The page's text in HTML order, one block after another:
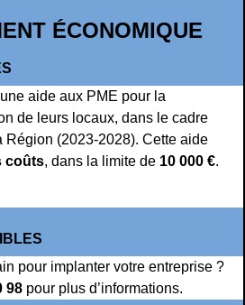
ÉCONOMIQUE
aide aux PME pour la
de leurs locaux, dans le cadre
Région (2023-2028). Cette aide
coûts, dans la limite de 10 000 €.
pour implanter votre entreprise ?
98 pour plus d’informations.